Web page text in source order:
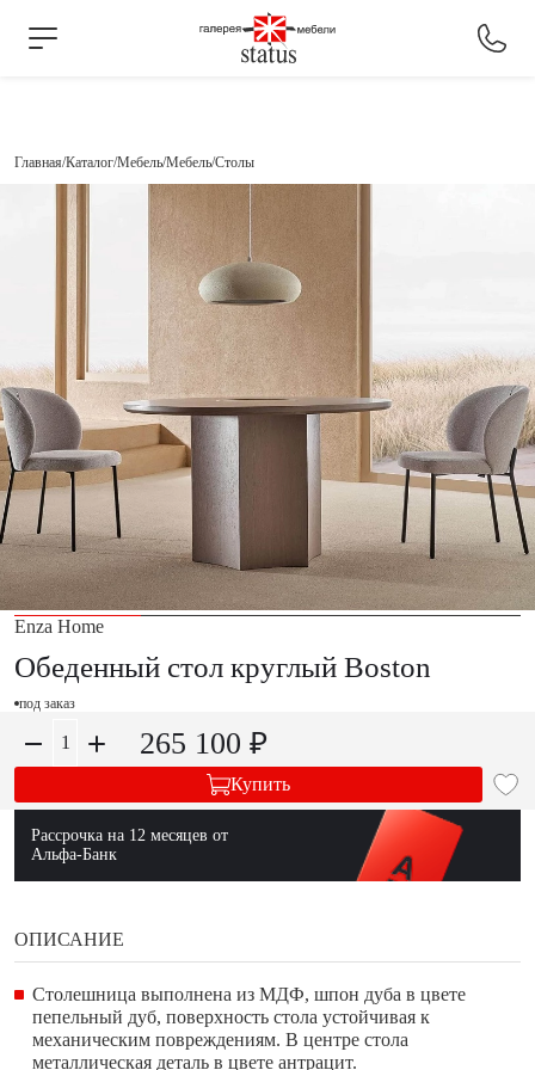
Главная Каталог Мебель Мебель Столы
Enza Home
Обеденный стол круглый Boston
под заказ
265 100 ₽
Купить
Рассрочка на 12 месяцев от
Альфа-Банк
ОПИСАНИЕ
Столешница выполнена из МДФ, шпон дуба в цвете
пепельный дуб, поверхность стола устойчивая к
механическим повреждениям. В центре стола
металлическая деталь в цвете антрацит.